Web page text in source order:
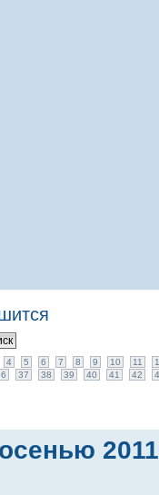
4 5 6 7 8 9 10 11
37 38 39 40 41 42